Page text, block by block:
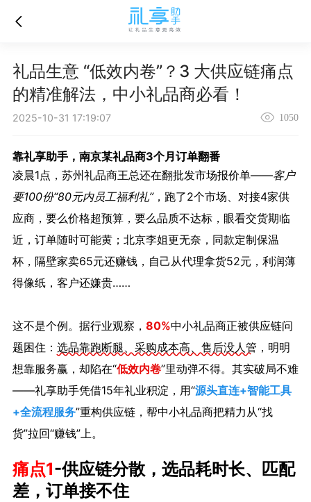
礼品生意 “低效内卷”？3 大供应链痛点
的精准解法，中小礼品商必看！
2025-10-31 17:19:07 1050
靠礼享助手，南京某礼品商3个月订单翻番
凌晨1点，苏州礼品商王总还在翻批发市场报价单——客户
要100份“80元内员工福利礼”，跑了2个市场、对接4家供
应商，要么价格超预算，要么品质不达标，眼看交货期临
近，订单随时可能黄；北京李姐更无奈，同款定制保温
杯，隔壁家卖65元还赚钱，自己从代理拿货52元，利润薄
得像纸，客户还嫌贵……
这不是个例。据行业观察， 80%中小礼品商正被供应链问
题困住： 选品靠跑断腿、采购成本高、售后没人管 ，明明
想靠服务赢，却陷在“低效内卷”里动弹不得。其实破局不难
——礼享助手凭借15年礼业积淀，用“源头直连+智能工具
+全流程服务”重构供应链，帮中小礼品商把精力从“找
货”拉回“赚钱”上。
痛点1-供应链分散，选品耗时长、匹配
差，订单接不住